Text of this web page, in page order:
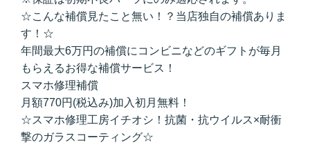
☆こんな補償見たこと無い！？当店独自の補償ありま
す！☆
年間最大6万円の補償にコンビニなどのギフトが毎月
もらえるお得な補償サービス！
スマホ修理補償
月額770円(税込み)加入初月無料！
☆スマホ修理工房イチオシ！抗菌・抗ウイルス×耐衝
撃のガラスコーティング☆